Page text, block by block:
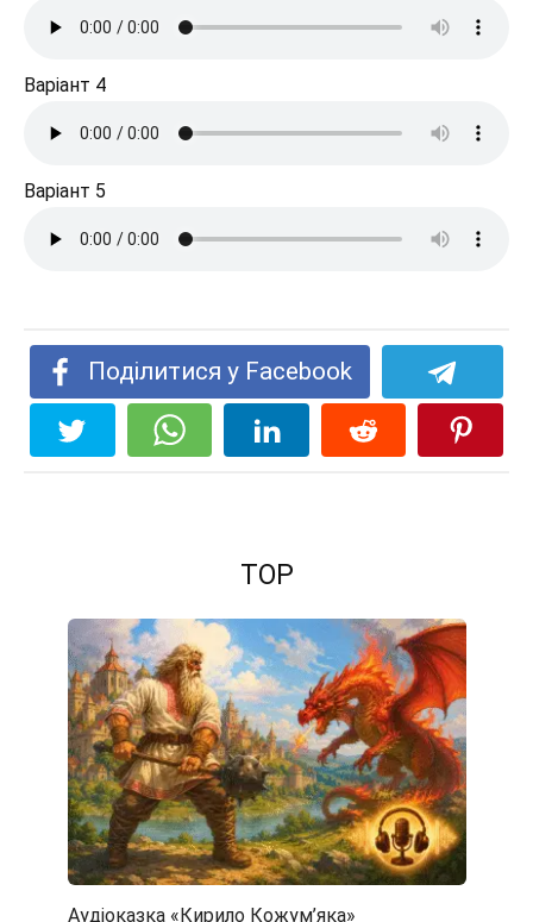
Варіант 4
Варіант 5
Поділитися у Facebook
TOP
Аудіоказка «Кирило Кожум’яка»